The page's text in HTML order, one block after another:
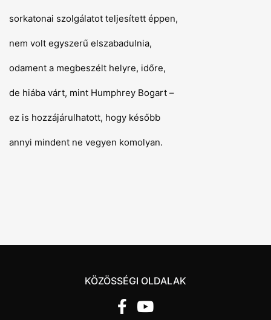
sorkatonai szolgálatot teljesített éppen,
nem volt egyszerű elszabadulnia,
odament a megbeszélt helyre, időre,
de hiába várt, mint Humphrey Bogart –
ez is hozzájárulhatott, hogy később
annyi mindent ne vegyen komolyan.
KÖZÖSSÉGI OLDALAK